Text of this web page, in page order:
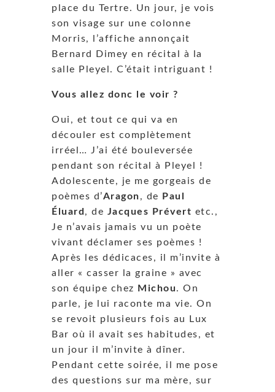
place du Tertre. Un jour, je vois
son visage sur une colonne
Morris, l’affiche annonçait
Bernard Dimey en récital à la
salle Pleyel. C’était intriguant !
Vous allez donc le voir ?
Oui, et tout ce qui va en
découler est complètement
irréel… J’ai été bouleversée
pendant son récital à Pleyel !
Adolescente, je me gorgeais de
poèmes d’Aragon, de
Paul
Éluard , de Jacques Prévert etc.,
Je n’avais jamais vu un poète
vivant déclamer ses poèmes !
Après les dédicaces, il m’invite à
aller « casser la graine » avec
son équipe chez
Michou. On
parle, je lui raconte ma vie. On
se revoit plusieurs fois au Lux
Bar où il avait ses habitudes, et
un jour il m’invite à dîner.
Pendant cette soirée, il me pose
des questions sur ma mère, sur